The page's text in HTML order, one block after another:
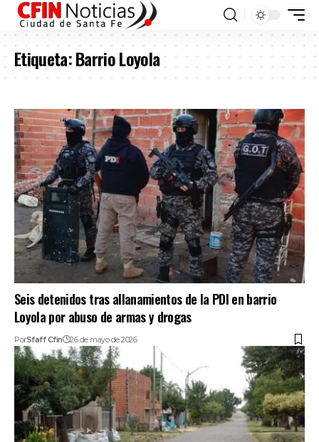
Etiqueta:Barrio Loyola
Seis detenidos tras allanamientos de la PDI en barrio
Loyola por abuso de armas y drogas
PorSfaff Cfin 26 de mayo de 2026